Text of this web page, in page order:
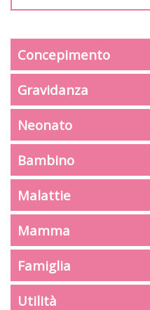
Concepimento
Gravidanza
Neonato
Bambino
Malattie
Mamma
Famiglia
Utilità